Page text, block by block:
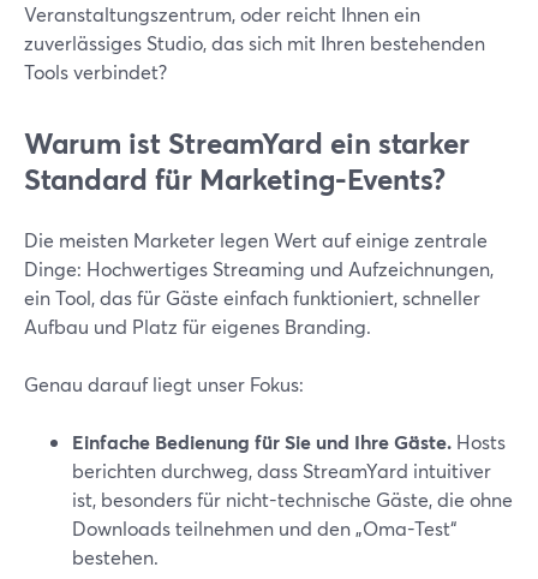
Veranstaltungszentrum, oder reicht Ihnen ein
zuverlässiges Studio, das sich mit Ihren bestehenden
Tools verbindet?
Warum ist StreamYard ein starker
Standard für Marketing-Events?
Die meisten Marketer legen Wert auf einige zentrale
Dinge: Hochwertiges Streaming und Aufzeichnungen,
ein Tool, das für Gäste einfach funktioniert, schneller
Aufbau und Platz für eigenes Branding.
Genau darauf liegt unser Fokus:
Einfache Bedienung für Sie und Ihre Gäste. Hosts
berichten durchweg, dass StreamYard intuitiver
ist, besonders für nicht-technische Gäste, die ohne
Downloads teilnehmen und den „Oma-Test“
bestehen.